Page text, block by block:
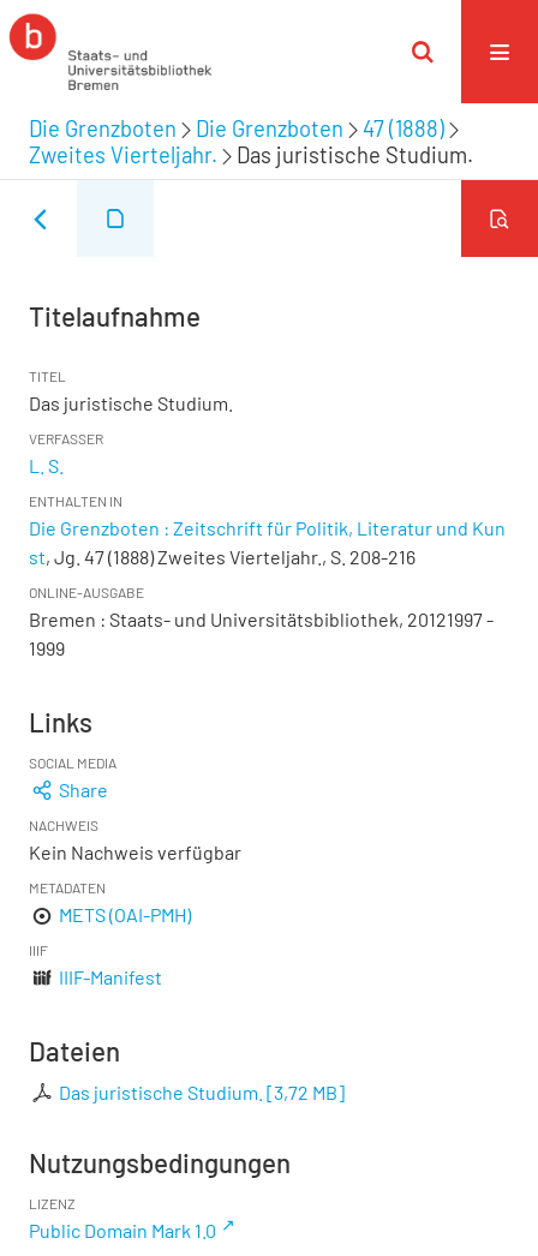
Die Grenzboten Die Grenzboten
47 (1888)
Zweites Vierteljahr.
Das juristische Studium.
Titelaufnahme
TITEL
Das juristische Studium.
VERFASSER
L. S.
ENTHALTEN IN
Die Grenzboten : Zeitschrift für Politik, Literatur und Kun
st, Jg. 47 (1888) Zweites Vierteljahr., S. 208-216
ONLINE-AUSGABE
Bremen : Staats- und Universitätsbibliothek, 20121997 -
1999
Links
SOCIAL MEDIA
Share
NACHWEIS
Kein Nachweis verfügbar
METADATEN
METS (OAI-PMH)
IIIF
IIIF-Manifest
Dateien
Das juristische Studium. [3,72 MB]
Nutzungsbedingungen
LIZENZ
Public Domain Mark 1.0